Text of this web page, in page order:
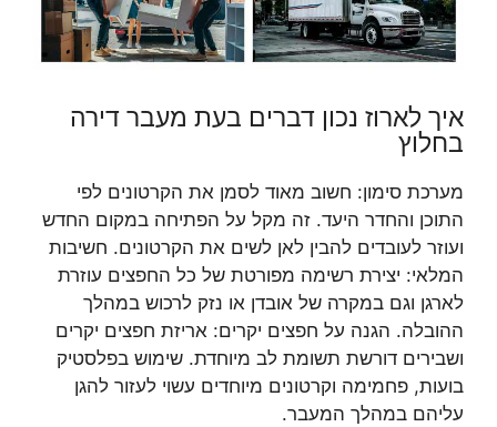
איך לארוז נכון דברים בעת מעבר דירה
בחלוץ
מערכת סימון: חשוב מאוד לסמן את הקרטונים לפי
התוכן והחדר היעד. זה מקל על הפתיחה במקום החדש
ועוזר לעובדים להבין לאן לשים את הקרטונים. חשיבות
המלאי: יצירת רשימה מפורטת של כל החפצים עוזרת
לארגן וגם במקרה של אובדן או נזק לרכוש במהלך
ההובלה. הגנה על חפצים יקרים: אריזת חפצים יקרים
ושבירים דורשת תשומת לב מיוחדת. שימוש בפלסטיק
בועות, פחמימה וקרטונים מיוחדים עשוי לעזור להגן
עליהם במהלך המעבר.